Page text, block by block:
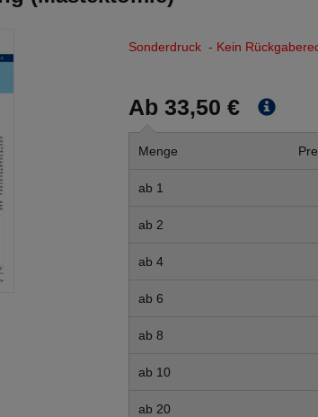
Sonderdruck - Kein
Ab 33,50 €
Menge
ab 1
ab 2
ab 4
ab 6
ab 8
ab 10
ab 20